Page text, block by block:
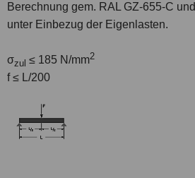
Berechnung gem. RAL GZ-655-C und
unter Einbezug der Eigenlasten.
σzul ≤ 185 N/mm2
f ≤ L/200